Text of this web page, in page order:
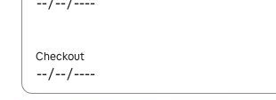
Checkout